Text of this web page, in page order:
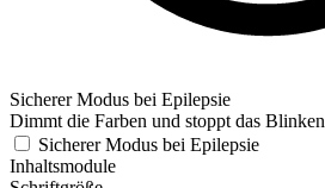
Sicherer Modus bei Epilepsie
Dimmt die Farben und stoppt das Blinken
Sicherer Modus bei Epilepsie
Inhaltsmodule